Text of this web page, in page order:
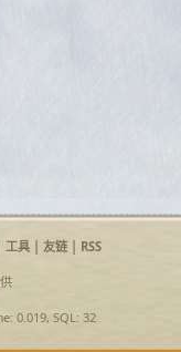
工具| 友链| RSS
0.019, SQL: 32